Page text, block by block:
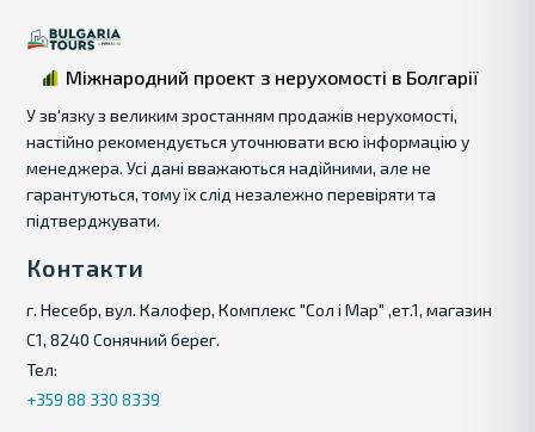
Міжнародний проект з нерухомості в Болгарії
У зв'язку з великим зростанням продажів нерухомості,
настійно рекомендується уточнювати всю інформацію у
менеджера. Усі дані вважаються надійними, але не
гарантуються, тому їх слід незалежно перевіряти та
підтверджувати.
Контакти
г. Несебр, вул. Калофер, Комплекс "Сол і Мар" ,ет.1, магазин
С1, 8240 Сонячний берег.
Тел:
+359 88 330 8339